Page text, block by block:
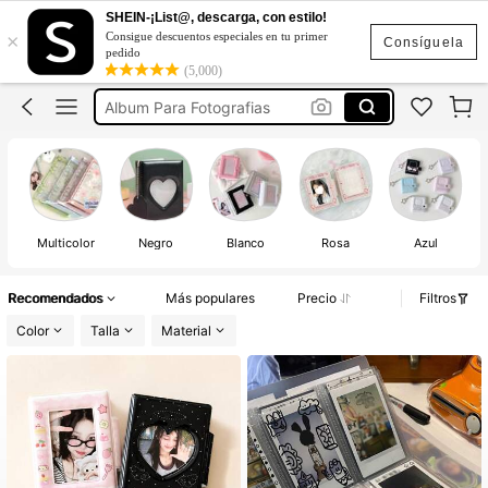
Consíguela
×
SHEIN-¡List@, descarga, con estilo!
Consigue descuentos especiales en tu primer
pedido
(5,000)
álbum De Fotografías
Album De Fotos
Album Para Fotografias
Albunes Para Fotos
álbum De Fotografías
Album De Fotos
Multicolor Negro Blanco Rosa Azul
Recomendados Más populares Precio
Filtros
Color
Talla Material